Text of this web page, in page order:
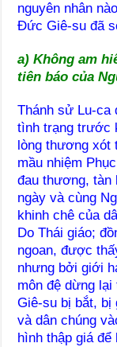
nguyên nhân
Đức Giê-su đã
a) Không am
tiên báo của
Thánh sử Lu-ca
tình trạng trước
lòng thương
mầu nhiệm
đau thương, tàn
ngày và cùng
khinh chê của
Do Thái giáo;
ngoan, được
nhưng bởi giới
môn đệ dừng
Giê-su bị bắt, bị
và dân chúng
hình thập giá